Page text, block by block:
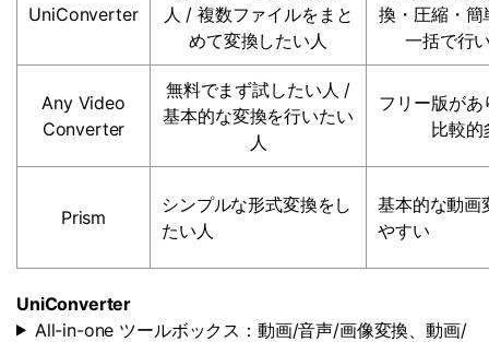
UniConverter
人 / 複数ファイルをまと
めて変換したい人
換・圧縮・簡
一括で行
Any Video
Converter
無料でまず試したい人 /
基本的な変換を行いたい
人
フリー版があ
比較的
Prism
シンプルな形式変換をし
たい人
基本的な動画
やすい
UniConverter
All-in-one ツールボックス：動画/音声/画像変換、動画/